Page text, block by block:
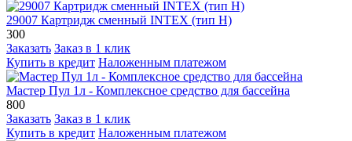
29007 Картридж сменный INTEX (тип Н)
300
Заказать Заказ в 1 клик
Купить в кредит Наложенным платежом
Мастер Пул 1л - Комплексное средство для бассейна
800
Заказать Заказ в 1 клик
Купить в кредит Наложенным платежом